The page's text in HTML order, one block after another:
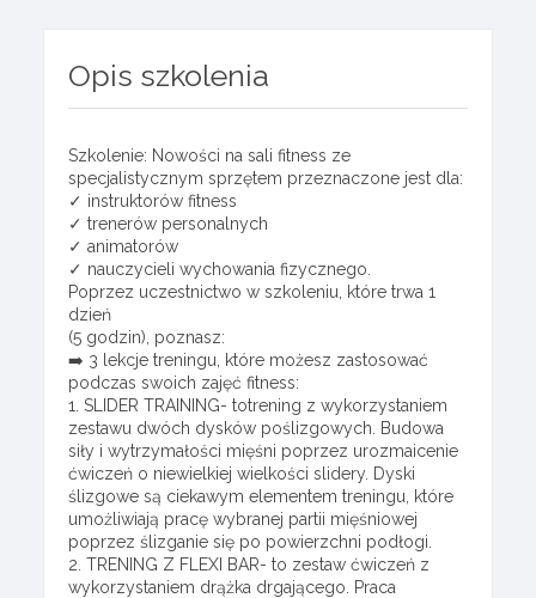
Opis szkolenia
Szkolenie: Nowości na sali fitness ze
specjalistycznym sprzętem przeznaczone jest dla:
✓ instruktorów fitness
✓ trenerów personalnych
✓ animatorów
✓ nauczycieli wychowania fizycznego.
Poprzez uczestnictwo w szkoleniu, które trwa 1
dzień
(5 godzin), poznasz:
➡️ 3 lekcje treningu, które możesz zastosować
podczas swoich zajęć fitness:
1. SLIDER TRAINING- totrening z wykorzystaniem
zestawu dwóch dysków poślizgowych. Budowa
siły i wytrzymałości mięśni poprzez urozmaicenie
ćwiczeń o niewielkiej wielkości slidery. Dyski
ślizgowe są ciekawym elementem treningu, które
umożliwiają pracę wybranej partii mięśniowej
poprzez ślizganie się po powierzchni podłogi.
2. TRENING Z FLEXI BAR- to zestaw ćwiczeń z
wykorzystaniem drążka drgającego. Praca